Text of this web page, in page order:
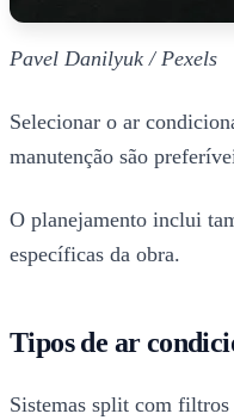
Pavel Danilyuk / Pexels
Selecionar o ar
manutenção são
O planejamento inclui
específicas da obra.
Tipos de ar
Sistemas split com